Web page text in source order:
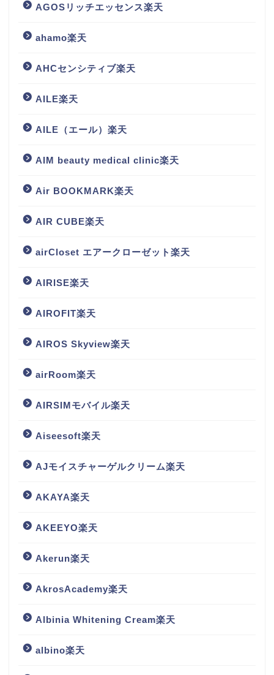
AGOSリッチエッセンス楽天
ahamo楽天
AHCセンシティブ楽天
AILE楽天
AILE（エール）楽天
AIM beauty medical clinic楽天
Air BOOKMARK楽天
AIR CUBE楽天
airCloset エアークローゼット楽天
AIRISE楽天
AIROFIT楽天
AIROS Skyview楽天
airRoom楽天
AIRSIMモバイル楽天
Aiseesoft楽天
AJモイスチャーゲルクリーム楽天
AKAYA楽天
AKEEYO楽天
Akerun楽天
AkrosAcademy楽天
Albinia Whitening Cream楽天
albino楽天